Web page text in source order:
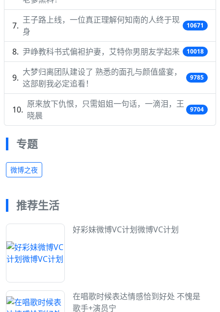
王子路上线，一位真正理解何知南的人终于现
身
10671
尹峥教科书式偏袒护妻，艾特你男朋友学起来 10018
大梦归离团队建设了 熟悉的面孔与颜值盛宴，
这部剧我必定追看！
9785
原来放下仇恨，只需姐姐一句话，一滴泪，王
晓晨
9704
专题
微博之夜
推荐生活
好彩妹微博VC计划微博VC计划
在唱歌时候表达情感恰到好处 不愧是
歌手+演员宁